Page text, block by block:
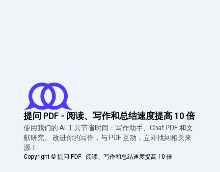
提问 PDF - 阅读、写作和总结速度提高 10 倍
使用我们的 AI 工具节省时间：写作助手、Chat PDF 和文
献研究。 改进你的写作，与 PDF 互动，立即找到相关来
源！
Copyright © 提问 PDF - 阅读、写作和总结速度提高 10 倍